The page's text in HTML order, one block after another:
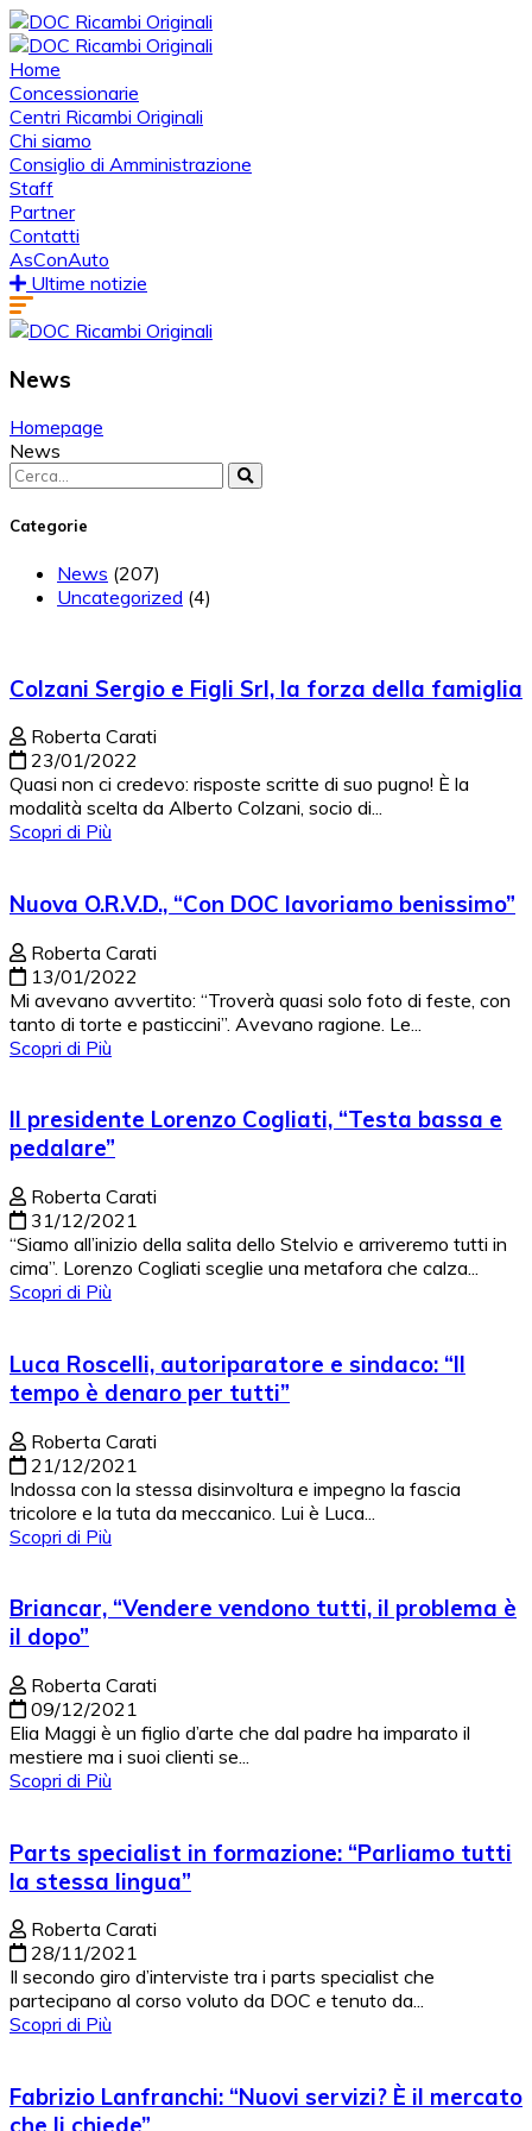
Home
Concessionarie
Centri Ricambi Originali
Chi siamo
Consiglio di Amministrazione
Staff
Partner
Contatti
AsConAuto
Ultime notizie
News
Homepage
News
Search
Categorie
News (207)
Uncategorized (4)
Colzani Sergio e Figli Srl, la forza della famiglia
Roberta Carati
23/01/2022
Quasi non ci credevo: risposte scritte di suo pugno! È la
modalità scelta da Alberto Colzani, socio di...
Scopri di Più
Nuova O.R.V.D., “Con DOC lavoriamo benissimo”
Roberta Carati
13/01/2022
Mi avevano avvertito: “Troverà quasi solo foto di feste, con
tanto di torte e pasticcini”. Avevano ragione. Le...
Scopri di Più
Il presidente Lorenzo Cogliati, “Testa bassa e
pedalare”
Roberta Carati
31/12/2021
“Siamo all’inizio della salita dello Stelvio e arriveremo tutti in
cima”. Lorenzo Cogliati sceglie una metafora che calza...
Scopri di Più
Luca Roscelli, autoriparatore e sindaco: “Il
tempo è denaro per tutti”
Roberta Carati
21/12/2021
Indossa con la stessa disinvoltura e impegno la fascia
tricolore e la tuta da meccanico. Lui è Luca...
Scopri di Più
Briancar, “Vendere vendono tutti, il problema è
il dopo”
Roberta Carati
09/12/2021
Elia Maggi è un figlio d’arte che dal padre ha imparato il
mestiere ma i suoi clienti se...
Scopri di Più
Parts specialist in formazione: “Parliamo tutti
la stessa lingua”
Roberta Carati
28/11/2021
Il secondo giro d’interviste tra i parts specialist che
partecipano al corso voluto da DOC e tenuto da...
Scopri di Più
Fabrizio Lanfranchi: “Nuovi servizi? È il mercato
che li chiede”